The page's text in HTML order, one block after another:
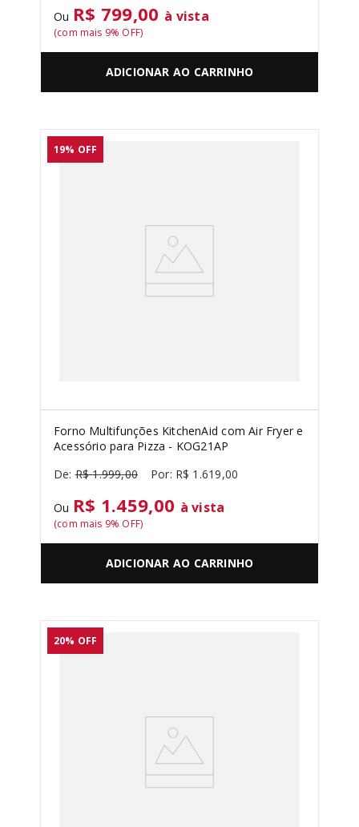
Ou R$ 799,00 à vista
(com mais 9% OFF)
ADICIONAR AO CARRINHO
19% OFF
Forno Multifunções KitchenAid com Air Fryer e
Acessório para Pizza - KOG21AP
R$ 1.999,00 R$ 1 .619,00
Ou R$ 1.459,00 à vista
(com mais 9% OFF)
ADICIONAR AO CARRINHO
20% OFF